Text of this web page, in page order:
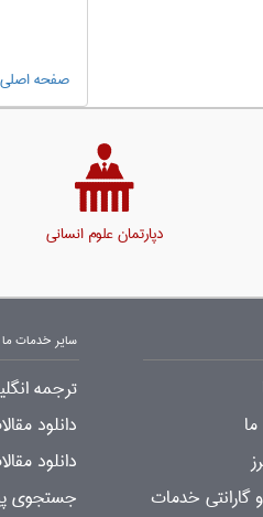
صفحه اصلی
دپارتمان علوم انسانی
خدمات
سایر خدمات ما
ترجمه
دانلود
دانلود
جستجوی